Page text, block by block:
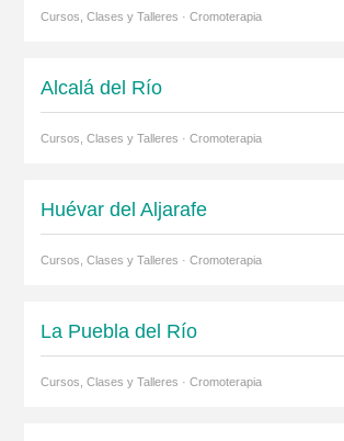
Cursos, Clases y Talleres · Cromoterapia
Alcalá del Río
Cursos, Clases y Talleres · Cromoterapia
Huévar del Aljarafe
Cursos, Clases y Talleres · Cromoterapia
La Puebla del Río
Cursos, Clases y Talleres · Cromoterapia